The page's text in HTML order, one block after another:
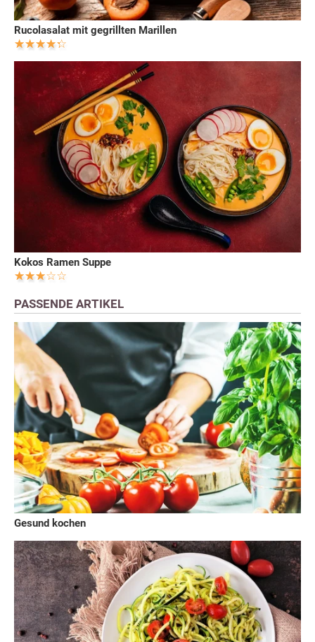
Rucolasalat mit gegrillten Marillen
Kokos Ramen Suppe
PASSENDE ARTIKEL
Gesund kochen